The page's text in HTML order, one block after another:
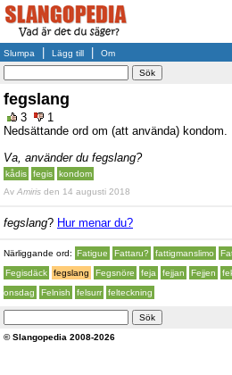
Slumpa Lägg till Om
fegslang
3
1
Nedsättande ord om (att använda) kondom.
Va, använder du fegslang?
kådis fegis
kondom
Av Amiris den 14 augusti 2018
fegslang? Hur menar du?
Närliggande ord: Fatigue Fattaru? fattigmanslimo
Fegisdäck
fegslang Fegsnöre feja fejjan Fejjen
onsdag
Felnish felsurr felteckning
© Slangopedia 2008-2026